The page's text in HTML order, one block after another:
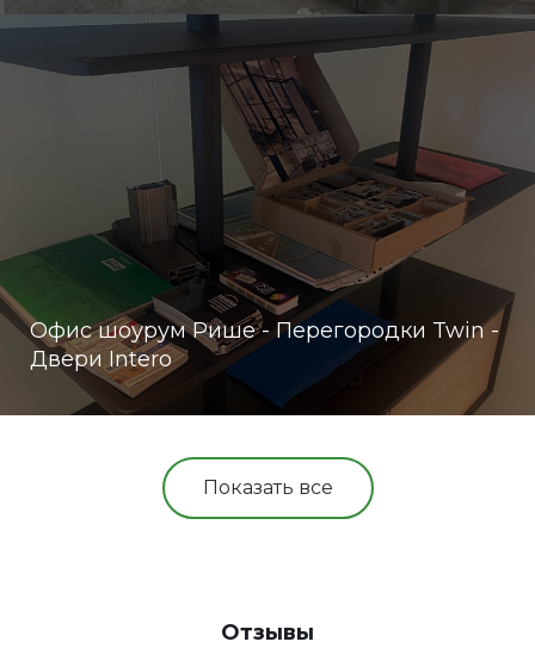
Офис шоурум Рише - Перегородки Twin -
Двери Intero
Показать все
Отзывы